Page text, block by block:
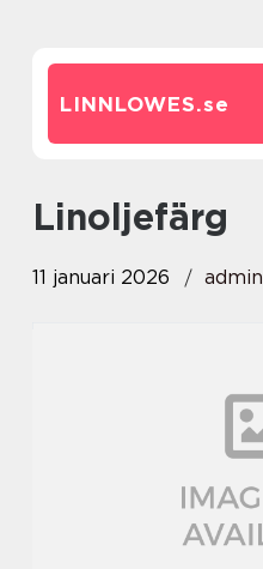
LINNLOWES.se
Linoljefärg
11 januari 2026 admin